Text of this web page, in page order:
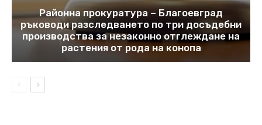
Районна прокуратура – Благоевград
ръководи разследването по три досъдебни
производства за незаконно отглеждане на
растения от рода на конопа